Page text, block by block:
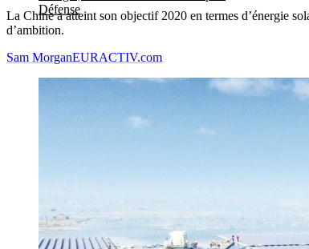
Défense
La Chine a atteint son objectif 2020 en termes d’énergie
d’ambition.
Sam MorganEURACTIV.com